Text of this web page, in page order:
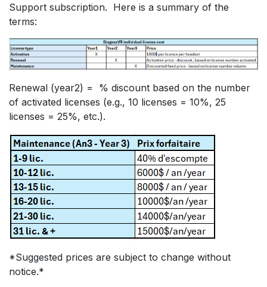
Support subscription. Here is a summary of the
terms:
Renewal (year2) = % discount based on the number
of activated licenses (e.g., 10 licenses = 10%, 25
licenses = 25%, etc.).
*Suggested prices are subject to change without
notice.*